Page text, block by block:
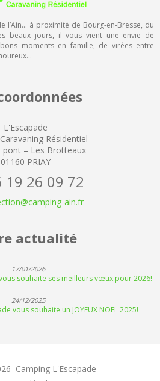
l’Ain… à proximité de Bourg-en-Bresse, du
beaux jours, il vous vient une envie de
moments en famille, de virées entre
L'Escapade
Caravaning Résidentiel
pont – Les Brotteaux
01160 PRIAY
19 26 09 72
ain.fr
actualité
17/01/2026
souhaite ses meilleurs vœux pour 2026!
24/12/2025
vous souhaite un JOYEUX NOEL 2025!
Camping L'Escapade